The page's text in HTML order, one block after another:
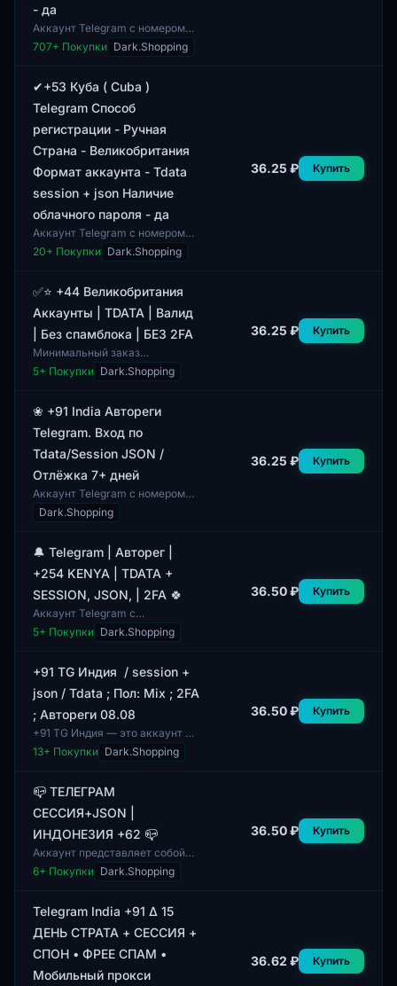
- да
Аккаунт Telegram с номером
+57, зарегистрированным в
Колумбии, имеет срок
Метод регистрации...
707+ Покупки Dark.Shopping
✔+53 Куба ( Cuba )
Telegram Способ
регистрации - Ручная
Страна - Великобритания
Формат аккаунта - Tdata
session + json Наличие
облачного пароля - да
Аккаунт Telegram с номером
+53, зарегистрированным в
Кубе. Метод регистрации —
представлен в форм...
20+ Покупки Dark.Shopping
36.25 ₽ Купить
✅⭐ +44 Великобритания
Аккаунты | TDATA | Валид
| Без спамблока | БЕЗ 2FA
Минимальный заказ
составляет 1 аккаунт. Данная
позиция представляет собой
кодом +44. Все ак...
5+ Покупки Dark.Shopping
36.25 ₽ Купить
❀ +91 India Автореги
Telegram. Вход по
Tdata/Session JSON /
Отлёжка 7+ дней
Аккаунт Telegram с номером
+91 из Индии,
предоставляющий доступ
Включает возможность
отлежки а...
Dark.Shopping
36.25 ₽ Купить
🔔 Telegram | Авторег |
+254 KENYA | TDATA +
SESSION, JSON, | 2FA 🍀
Аккаунт Telegram с
авторегистрацией,
включающий TDATA и сессии в
двухфакторную
аутентификацию (2FA...
5+ Покупки Dark.Shopping
36.50 ₽ Купить
+91 TG Индия / session +
json / Tdata ; Пол: Mix ; 2FA
; Автореги 08.08
+91 TG Индия — это аккаунт с
данными для мессенджера
Telegram, включающий в себя
аккаунта пред...
13+ Покупки Dark.Shopping
36.50 ₽ Купить
📪 ТЕЛЕГРАМ
СЕССИЯ+JSON |
ИНДОНЕЗИЯ +62 📪
Аккаунт представляет собой
сессию Telegram с
включением JSON формата.
двухфакторной аутенти...
6+ Покупки Dark.Shopping
36.50 ₽ Купить
Telegram India +91 Δ 15
ДЕНЬ СТРАТА + СЕССИЯ +
СПОН • ФРЕЕ СПАМ •
Мобильный прокси
36.62 ₽ Купить